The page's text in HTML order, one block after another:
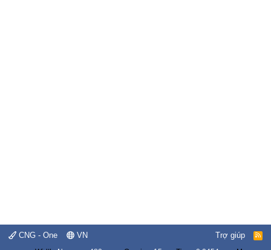
CNG - One VN Trợ giúp
R